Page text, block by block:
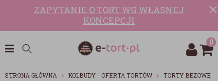
ZAPYTANIE O TORT WG WŁASNEJ
KONCEPCJI
0
STRONA GŁÓWNA KOLBUDY - OFERTA TORTÓW
TORTY BEZOWE